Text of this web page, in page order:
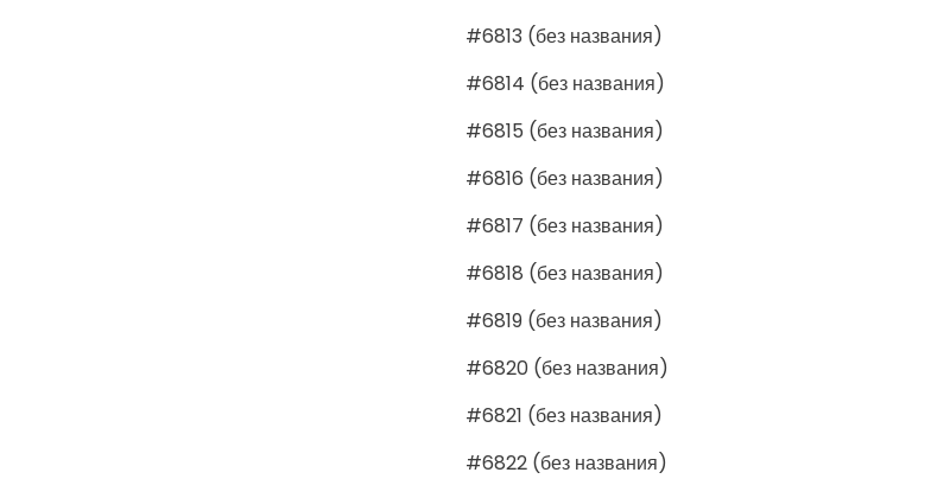
#6813 (без названия)
#6814 (без названия)
#6815 (без названия)
#6816 (без названия)
#6817 (без названия)
#6818 (без названия)
#6819 (без названия)
#6820 (без названия)
#6821 (без названия)
#6822 (без названия)